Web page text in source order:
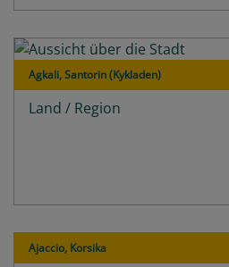
Agkali, Santorin (Kykladen)
Land / Region
Ajaccio, Korsika